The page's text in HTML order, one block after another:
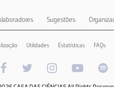
Sugestões
Utilidades Estatísticas FAQs
CASA DAS CIÊNCIAS All Rights